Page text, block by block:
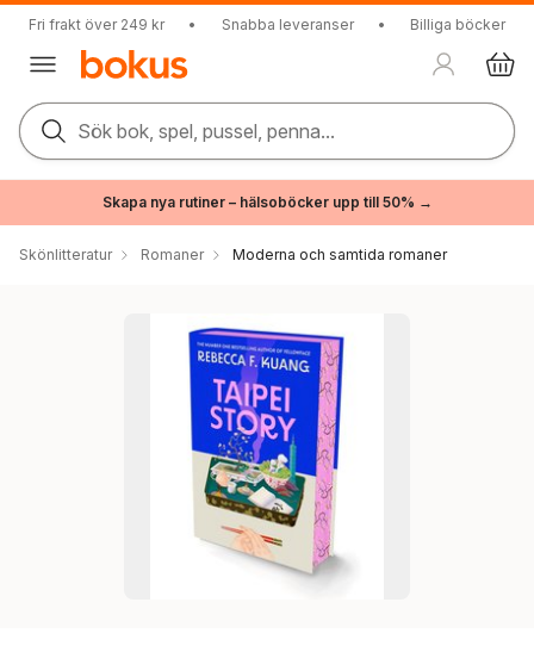
Fri frakt över 249 kr • Snabba leveranser • Billiga böcker
Sök bok, spel, pussel, penna...
Skapa nya rutiner – hälsoböcker upp till 50% →
Skönlitteratur Romaner Moderna och samtida romaner